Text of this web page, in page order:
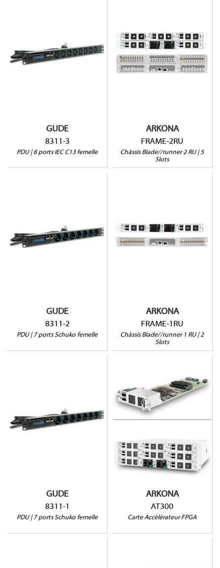
GUDE
8311-3
PDU | 8 ports IEC C13 femelle
8311-3
ARKONA
FRAME-2RU
Châssis Blade//runner 2 RU | 5
Slots
FRAME-2RU
GUDE
8311-2
PDU | 7 ports Schuko femelle
ARKONA
FRAME-1RU
Châssis Blade//runner 1 RU | 2
Slots
GUDE
8311-1
PDU | 7 ports Schuko femelle
8311-1
ARKONA
AT300
Carte Accélérateur FPGA
AT300